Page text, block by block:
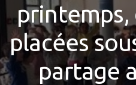
printemps,
placées
partage